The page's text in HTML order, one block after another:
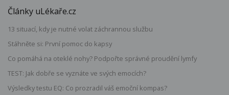
Články uLékaře.cz
13 situací, kdy je nutné volat záchrannou službu
Stáhněte si: První pomoc do kapsy
Co pomáhá na oteklé nohy? Podpořte správné proudění lymfy
TEST: Jak dobře se vyznáte ve svých emocích?
Výsledky testu EQ: Co prozradil váš emoční kompas?